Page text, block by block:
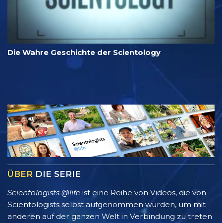
Die Wahre Geschichte der Scientology
ÜBER DIE SERIE
Scientologists @life ist eine Reihe von Videos, die von
Scientologists selbst aufgenommen wurden, um mit
anderen auf der ganzen Welt in Verbindung zu treten